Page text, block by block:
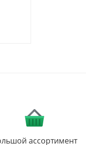
ассортимент